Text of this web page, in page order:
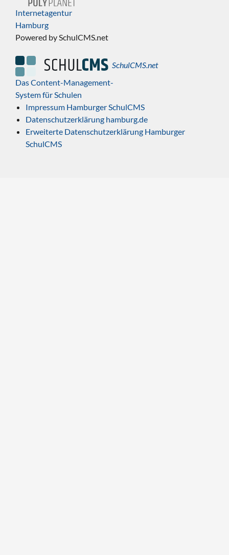
Internetagentur
Hamburg
Powered by SchulCMS.net
SchulCMS.net
Das Content-Management-
System für Schulen
Impressum Hamburger SchulCMS
Datenschutzerklärung hamburg.de
Erweiterte Datenschutzerklärung Hamburger
SchulCMS